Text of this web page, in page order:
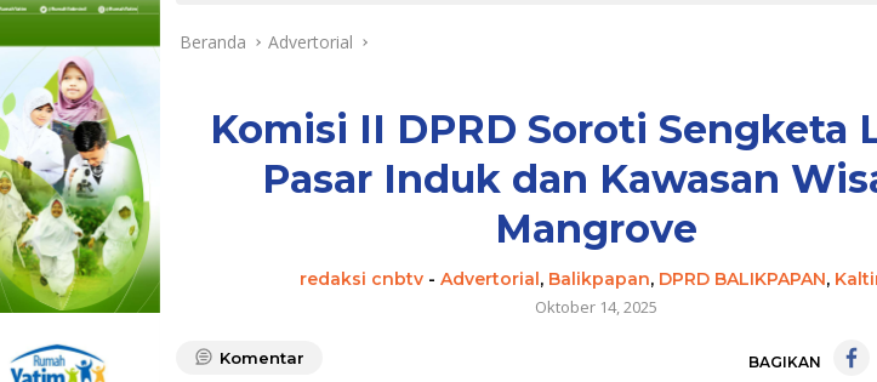
Beranda Advertorial
Komisi II DPRD Soroti Sengketa
Pasar Induk dan Kawasan
Mangrove
redaksi cnbtv -Advertorial, Balikpapan, DPRD BALIKPAPAN,
Oktober 14, 2025
Komentar BAGIKAN